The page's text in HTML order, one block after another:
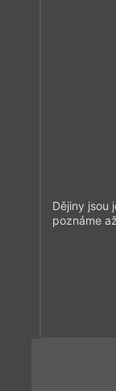
Dějiny jsou
poznáme